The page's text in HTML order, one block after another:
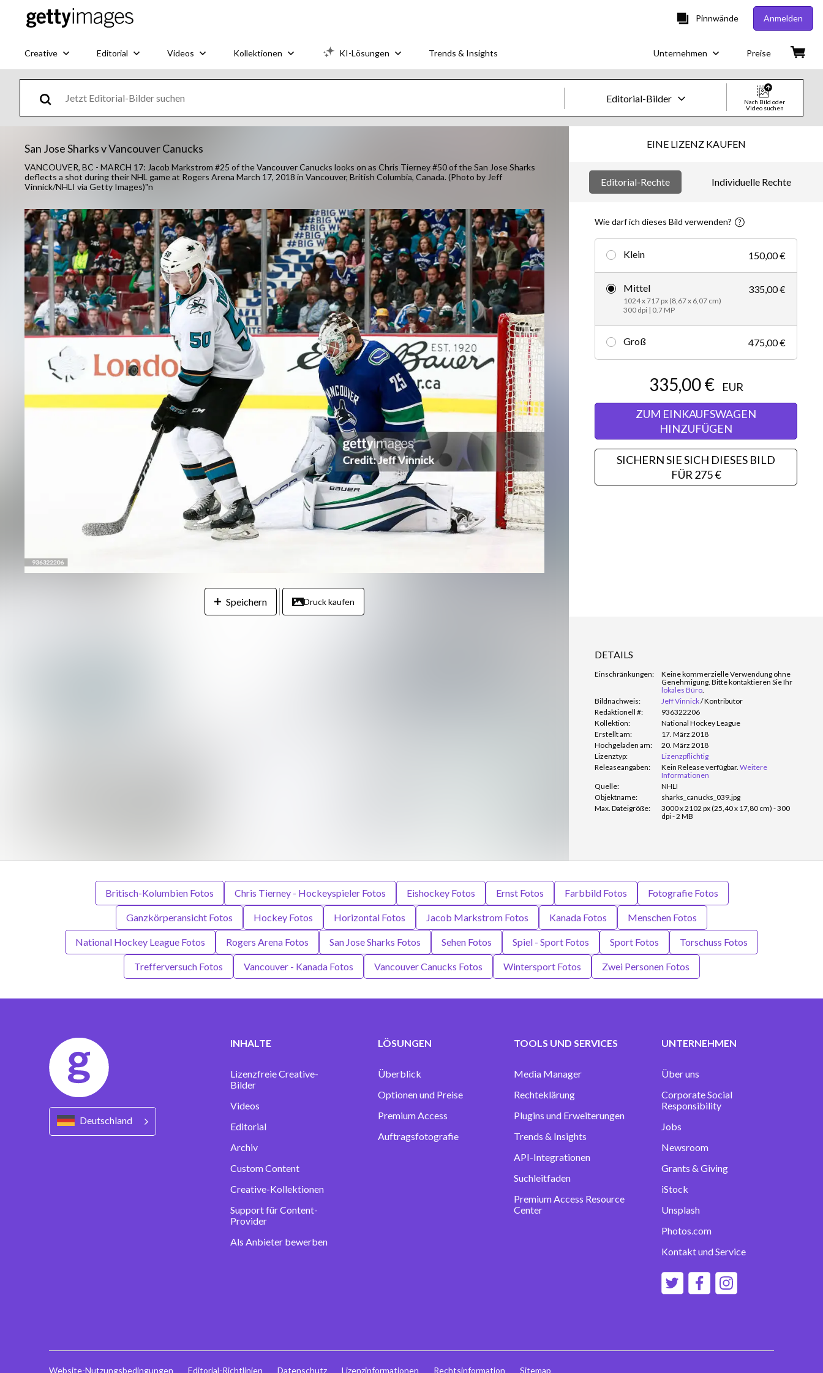
Pinnwände Anmelden
Creative Editorial Videos Kollektionen KI-Lösungen Trends & Insights Unternehmen Preise
Editorial-Bilder
Bilder
Creative
Videos
Creative
Editorial
Nach Bild oder
Video suchen
San Jose Sharks v Vancouver Canucks
VANCOUVER, BC - MARCH 17: Jacob Markstrom #25 of the Vancouver Canucks looks on as Chris Tierney #50 of the San Jose Sharks
deflects a shot during their NHL game at Rogers Arena March 17, 2018 in Vancouver, British Columbia, Canada. (Photo by Jeff
Vinnick/NHLI via Getty Images)"n
Speichern Druck kaufen
EINE LIZENZ KAUFEN
Editorial-Rechte Individuelle Rechte
Wie darf ich dieses Bild verwenden?
Klein 150,00 €
Mittel
1024 x 717 px (8,67 x 6,07 cm)
300 dpi | 0.7 MP
335,00 €
Groß 475,00 €
335,00 €
EUR
ZUM EINKAUFSWAGEN
HINZUFÜGEN
SICHERN SIE SICH DIESES BILD
FÜR 275 €
DETAILS
Einschränkungen:
Keine kommerzielle Verwendung ohne
Genehmigung. Bitte kontaktieren Sie Ihr
lokales Büro.
Bildnachweis:
Jeff Vinnick/Kontributor
Redaktionell #:
936322206
Kollektion:
National Hockey League
Erstellt am:
17. März 2018
Hochgeladen am:
20. März 2018
Lizenztyp:
Lizenzpflichtig
Releaseangaben:
Kein Release verfügbar. Weitere
Informationen
Quelle:
NHLI
Objektname:
sharks_canucks_039.jpg
Max. Dateigröße:
3000 x 2102 px (25,40 x 17,80 cm) - 300
dpi - 2 MB
Britisch-Kolumbien Fotos Chris Tierney - Hockeyspieler Fotos Eishockey Fotos Ernst Fotos Farbbild Fotos Fotografie Fotos
Ganzkörperansicht Fotos Hockey Fotos Horizontal Fotos Jacob Markstrom Fotos Kanada Fotos Menschen Fotos
National Hockey League Fotos Rogers Arena Fotos San Jose Sharks Fotos Sehen Fotos Spiel - Sport Fotos Sport Fotos Torschuss Fotos
Trefferversuch Fotos Vancouver - Kanada Fotos Vancouver Canucks Fotos Wintersport Fotos Zwei Personen Fotos
Deutschland
INHALTE
Lizenzfreie Creative-
Bilder
Videos
Editorial
Archiv
Custom Content
Creative-Kollektionen
Support für Content-
Provider
Als Anbieter bewerben
LÖSUNGEN
Überblick
Optionen und Preise
Premium Access
Auftragsfotografie
TOOLS UND SERVICES
Media Manager
Rechteklärung
Plugins und Erweiterungen
Trends & Insights
API-Integrationen
Suchleitfaden
Premium Access Resource
Center
UNTERNEHMEN
Über uns
Corporate Social
Responsibility
Jobs
Newsroom
Grants & Giving
iStock
Unsplash
Photos.com
Kontakt und Service
Website-Nutzungsbedingungen Editorial-Richtlinien Datenschutz Lizenzinformationen Rechtsinformation Sitemap